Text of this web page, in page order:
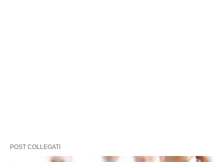
POST COLLEGATI